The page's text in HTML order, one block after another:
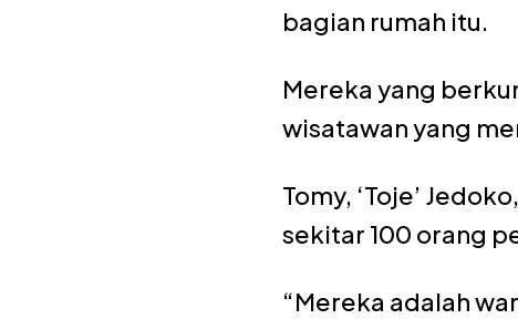
bagian rumah itu.
Mereka yang
wisatawan yang
Tomy, ‘Toje’
sekitar 100 orang
“Mereka adalah